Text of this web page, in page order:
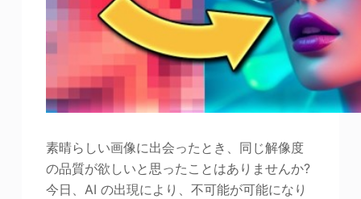
素晴らしい画像に出会ったとき、同じ解像度
の品質が欲しいと思ったことはありませんか?
今日、AI の出現により、不可能が可能になり